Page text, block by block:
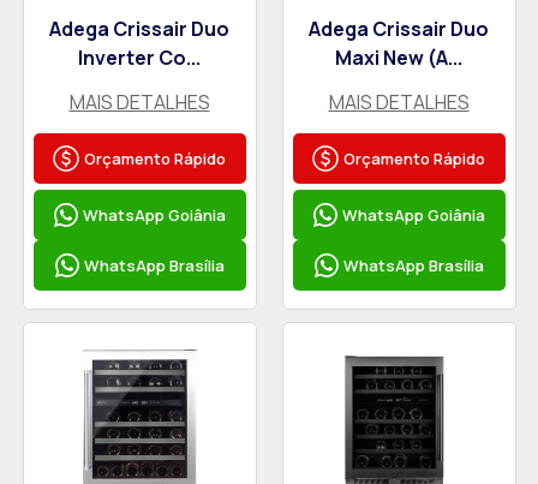
Adega Crissair Duo
Inverter Co...
MAIS DETALHES
Orçamento Rápido
WhatsApp Goiânia
WhatsApp Brasília
Adega Crissair Duo
Maxi New (A...
MAIS DETALHES
Orçamento Rápido
WhatsApp Goiânia
WhatsApp Brasília